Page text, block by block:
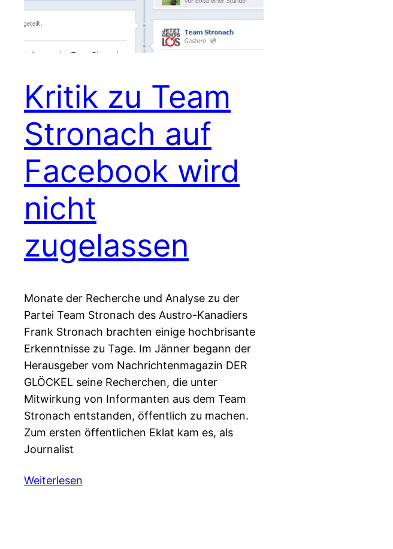
Kritik zu Team
Stronach auf
Facebook wird
nicht
zugelassen
Monate der Recherche und Analyse zu der
Partei Team Stronach des Austro-Kanadiers
Frank Stronach brachten einige hochbrisante
Erkenntnisse zu Tage. Im Jänner begann der
Herausgeber vom Nachrichtenmagazin DER
GLÖCKEL seine Recherchen, die unter
Mitwirkung von Informanten aus dem Team
Stronach entstanden, öffentlich zu machen.
Zum ersten öffentlichen Eklat kam es, als
Journalist
Weiterlesen